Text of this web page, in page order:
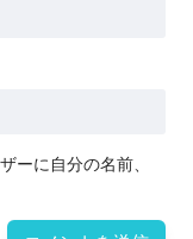
ーに自分の名前、